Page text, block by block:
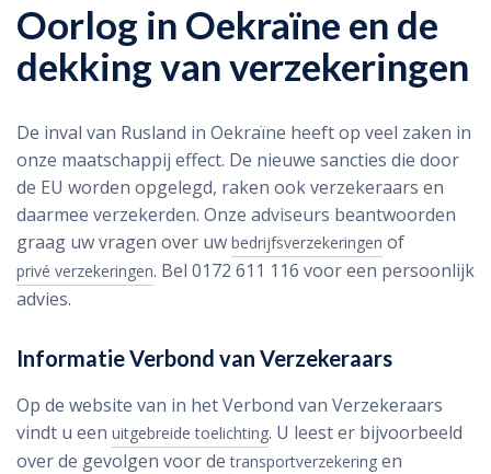
Oorlog in Oekraïne en de
dekking van verzekeringen
De inval van Rusland in Oekraïne heeft op veel zaken in
onze maatschappij effect. De nieuwe sancties die door
de EU worden opgelegd, raken ook verzekeraars en
daarmee verzekerden. Onze adviseurs beantwoorden
graag uw vragen over uw bedrijfsverzekeringen of
privé verzekeringen. Bel 0172 611 116 voor een persoonlijk
advies.
Informatie Verbond van Verzekeraars
Op de website van in het Verbond van Verzekeraars
vindt u een uitgebreide toelichting. U leest er bijvoorbeeld
over de gevolgen voor detransportverzekering en